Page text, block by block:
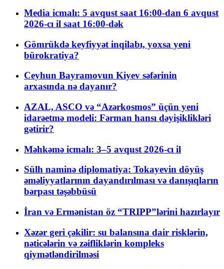
Media icmalı: 5 avqust saat 16:00-dan 6 avqust
2026-cı il saat 16:00-dək
Gömrükdə keyfiyyət inqilabı, yoxsa yeni
bürokratiya?
Ceyhun Bayramovun Kiyev səfərinin
arxasında nə dayanır?
AZAL, ASCO və “Azərkosmos” üçün yeni
idarəetmə modeli: Fərman hansı dəyişiklikləri
gətirir?
Məhkəmə icmalı: 3–5 avqust 2026-cı il
Sülh naminə diplomatiya: Tokayevin döyüş
əməliyyatlarının dayandırılması və danışıqların
bərpası təşəbbüsü
İran və Ermənistan öz “TRIPP”lərini hazırlayır
Xəzər geri çəkilir: su balansına dair risklərin,
nəticələrin və zəifliklərin kompleks
qiymətləndirilməsi